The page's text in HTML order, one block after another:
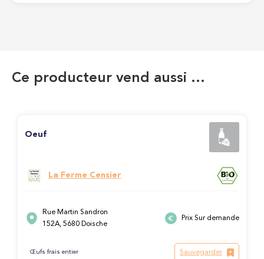
Ce producteur vend aussi …
Oeuf
La Ferme Censier
Rue Martin Sandron
152A, 5680 Doische
Prix Sur demande
Œufs frais entier Sauvegarder